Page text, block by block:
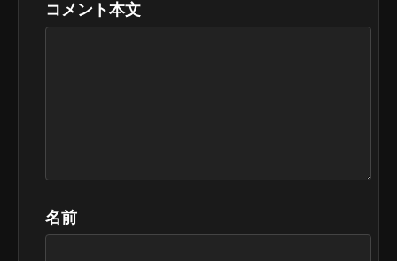
コメント本文
名前